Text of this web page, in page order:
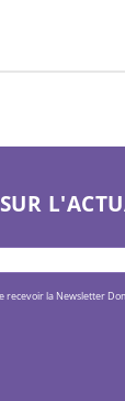
recevoir la Newsletter